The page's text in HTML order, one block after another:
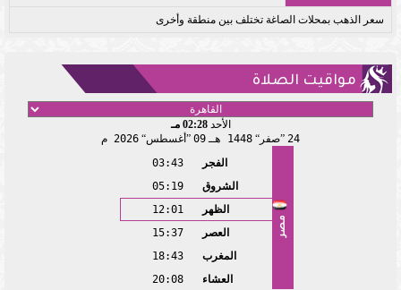
سعر الذهب بمحلات الصاغة تختلف بين منطقة وأخرى
مواقيت الصلاة
الأحد02:28 مـ
24 صفر 1448 هـ 09 أغسطس 2026 م
مصر
الفجر
03:43
الشروق
05:19
الظهر
12:01
العصر
15:37
المغرب
18:43
العشاء
20:08